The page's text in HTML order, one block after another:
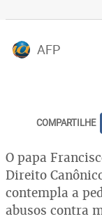
AFP
COMPARTILHE
O papa
Direito
contempla a
abusos contra